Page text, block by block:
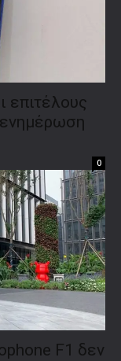
επιτέλους
0
F1 δεν